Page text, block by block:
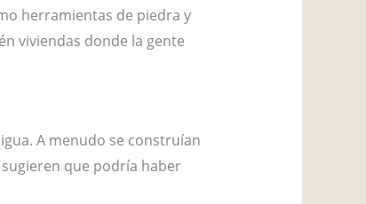
herramientas de piedra y
viviendas donde la gente
A menudo se construían
que podría haber